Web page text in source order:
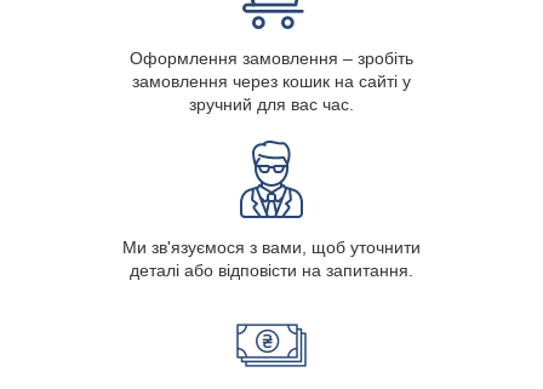
Оформлення замовлення – зробіть
замовлення через кошик на сайті у
зручний для вас час.
Ми зв'язуємося з вами, щоб уточнити
деталі або відповісти на запитання.